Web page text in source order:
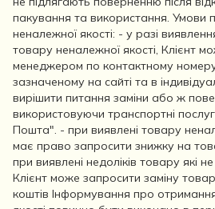
пакування та використання. Умови
неналежної якості: - у разі
товару неналежної якості, Клієнт
менеджером по контактному
зазначеному на сайті та в
вирішити питання заміни або ж
використовуючи транспортні
Пошта". - при виявлені товару
має право запросити знижку на
при виявлені недоліків товару які
Клієнт може запросити заміну
коштів Інформування про